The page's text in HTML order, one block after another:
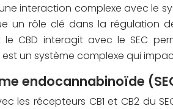
interaction complexe avec le
un rôle clé dans la régulation
le CBD interagit avec le SEC
un système complexe qui
endocannabinoïde
les récepteurs CB1 et CB2 du